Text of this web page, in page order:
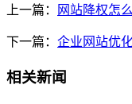
上一篇： 网站降权怎
下一篇： 企业网站优
相关新闻